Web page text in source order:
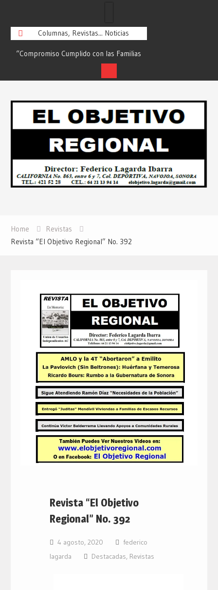
Columnas, Revistas... Noticias
“Compromiso Cumplido con las Familias
de Huicochic”… Desde: Redacción “El
Objetivo Regional”.
“El
Home
Revistas
Revista “El Objetivo Regional” No. 392
Revista “El Objetivo
Regional” No. 392
4 agosto, 2020
federico
lagarda
Destacadas, Revistas